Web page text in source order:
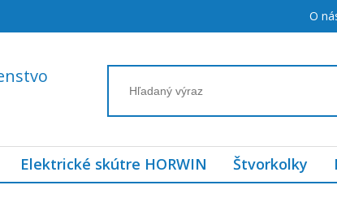
O
Elektrické skútre HORWIN Štvorkolky